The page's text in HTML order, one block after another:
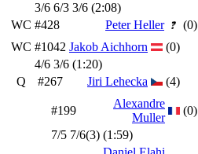
3/6 6/3 3/6 (2:08)
WC #428 Peter Heller
(0)
WC #1042 Jakob Aichhorn
(0)
4/6 3/6 (1:20)
Q
#267 Jiri Lehecka (4)
#199
Alexandre
Muller
(0)
7/5 7/6(3) (1:59)